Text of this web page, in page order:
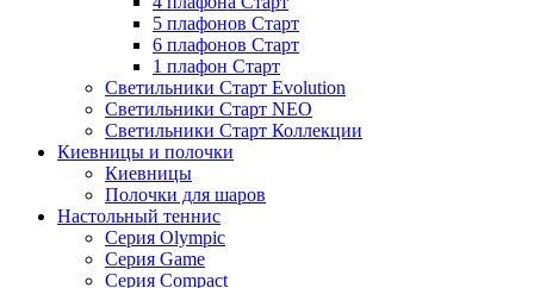
5 плафонов Старт
6 плафонов Старт
1 плафон Старт
Светильники Старт Evolution
Светильники Старт NEO
Светильники Старт Коллекции
Киевницы и полочки
Киевницы
Полочки для шаров
Настольный теннис
Серия Olympic
Серия Game
Серия Compact